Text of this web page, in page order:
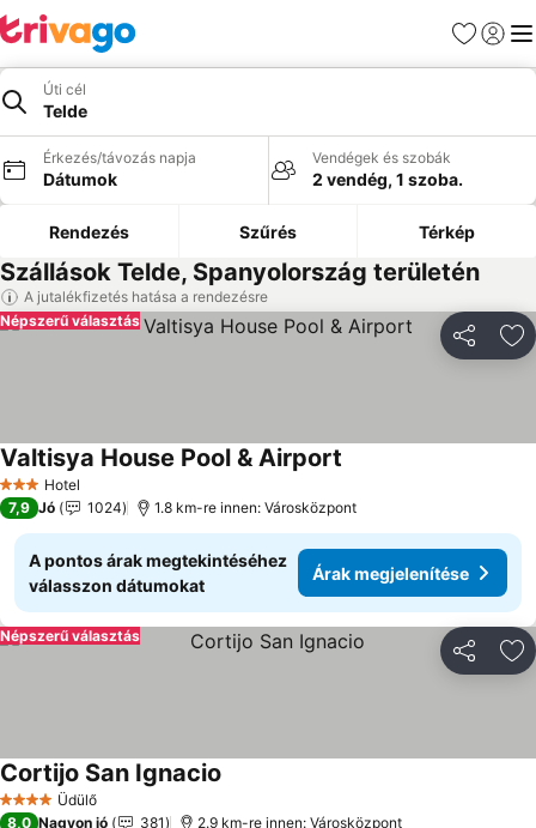
Kedvencek
Úti cél
Telde
Érkezés/távozás napja
Dátumok
Vendégek és szobák
2 vendég, 1 szoba.
Rendezés Szűrés Térkép
Szállások Telde, Spanyolország területén
A jutalékfizetés hatása a rendezésre
Népszerű választás
3 Kategória
Hotel
Valtisya House Pool & Airport
7,9 Jó 1024 1.8 km-re innen: Városközpont
A pontos árak megtekintéséhez
válasszon dátumokat
Árak megjelenítése
Népszerű választás
4 KategóriaÜdülő
Cortijo San Ignacio
8,0 Nagyon jó 381 2.9 km-re innen: Városközpont